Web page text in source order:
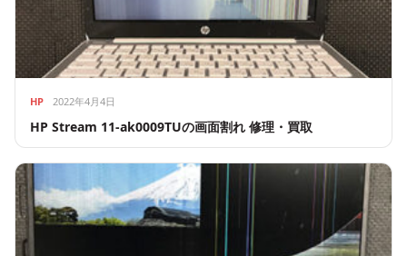
HP 2022年4月4日
HP Stream 11-ak0009TUの画面割れ 修理・買取